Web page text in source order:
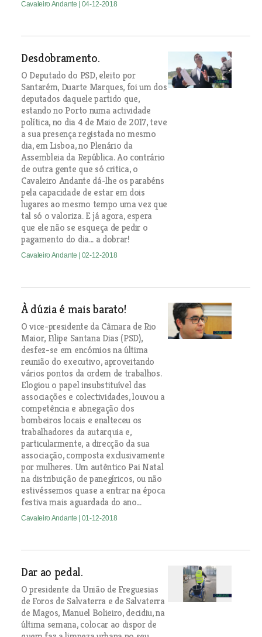
Cavaleiro Andante | 04-12-2018
Desdobramento.
O Deputado do PSD, eleito por
Santarém, Duarte Marques, foi um dos
deputados daquele partido que,
estando no Porto numa actividade
política, no dia 4 de Maio de 2017, teve
a sua presença registada no mesmo
dia, em Lisboa, no Plenário da
Assembleia da República. Ao contrário
de outra gente que só critica, o
Cavaleiro Andante dá-lhe os parabéns
pela capacidade de estar em dois
lugares ao mesmo tempo uma vez que
tal só o valoriza. E já agora, espera
que ele não se esqueça de pedir o
pagamento do dia... a dobrar!
Cavaleiro Andante | 02-12-2018
À dúzia é mais barato!
O vice-presidente da Câmara de Rio
Maior, Filipe Santana Dias (PSD),
desfez-se em encómios na última
reunião do executivo, aproveitando
vários pontos da ordem de trabalhos.
Elogiou o papel insubstituível das
associações e colectividades, louvou a
competência e abnegação dos
bombeiros locais e enalteceu os
trabalhadores da autarquia e,
particularmente, a direcção da sua
associação, composta exclusivamente
por mulheres. Um autêntico Pai Natal
na distribuição de panegíricos, ou não
estivéssemos quase a entrar na época
festiva mais aguardada do ano...
Cavaleiro Andante | 01-12-2018
Dar ao pedal.
O presidente da União de Freguesias
de Foros de Salvaterra e de Salvaterra
de Magos, Manuel Bolieiro, decidiu, na
última semana, colocar ao dispor de